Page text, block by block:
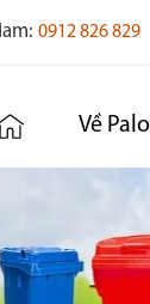
0912 826 829
Về